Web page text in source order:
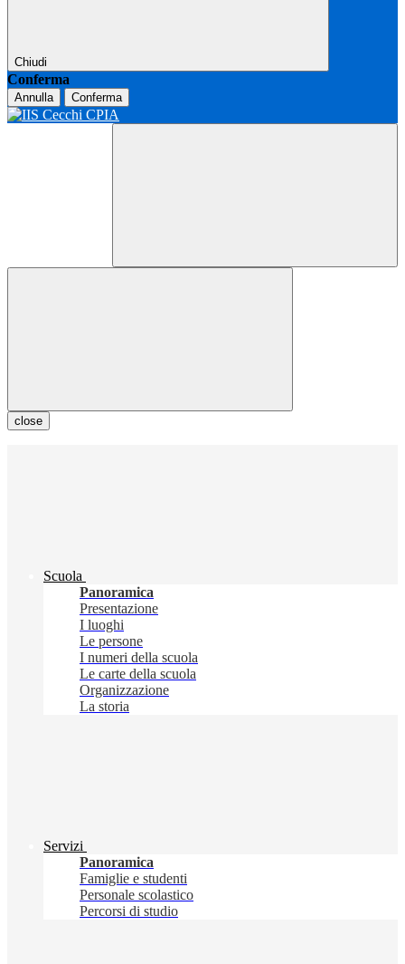
Chiudi
Conferma
Annulla Conferma
close
Scuola
Panoramica
Presentazione
I luoghi
Le persone
I numeri della scuola
Le carte della scuola
Organizzazione
La storia
Servizi
Panoramica
Famiglie e studenti
Personale scolastico
Percorsi di studio